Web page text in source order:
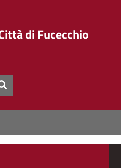
di Fucecchio